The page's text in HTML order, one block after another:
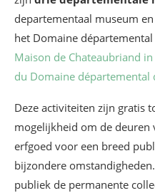
departementaal museum
het Domaine
Maison de Chateaubriand
du Domaine départemental
Deze activiteiten zijn gratis
mogelijkheid om de deuren
erfgoed voor een breed
bijzondere
publiek de permanente